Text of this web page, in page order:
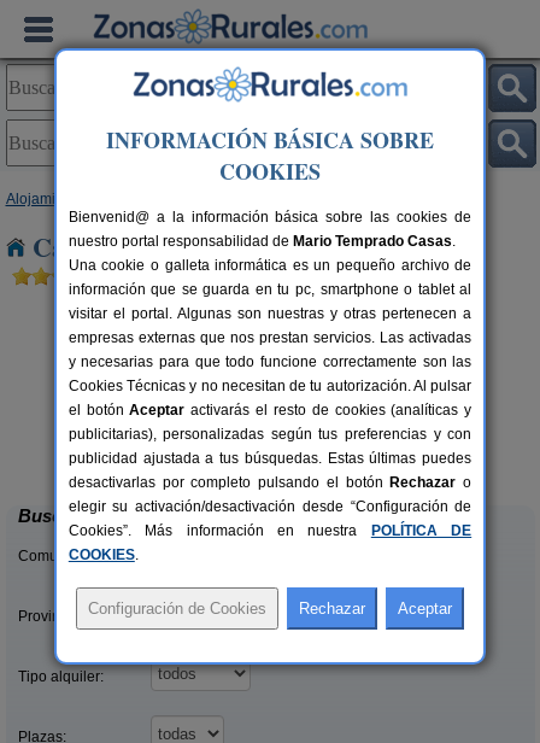
Alojamientos
Casas Rurales cerca de Villacontilde
8+1 pers.
desde27 €
Complejo Rural Aguas Frías
La Omañuela (León)
Buscar
Comunidades:
Provincias/Islas:
Tipo alquiler:
Plazas:
INFORMACIÓN BÁSICA SOBRE
COOKIES
Bienvenid@ a la información básica sobre las cookies de
nuestro portal responsabilidad de Mario Temprado Casas.
Una cookie o galleta informática es un pequeño archivo de
información que se guarda en tu pc, smartphone o tablet al
visitar el portal. Algunas son nuestras y otras pertenecen a
empresas externas que nos prestan servicios. Las activadas
y necesarias para que todo funcione correctamente son las
Cookies Técnicas y no necesitan de tu autorización. Al pulsar
el botónAceptar activarás el resto de cookies (analíticas y
publicitarias), personalizadas según tus preferencias y con
publicidad ajustada a tus búsquedas. Estas últimas puedes
desactivarlas por completo pulsando el botón Rechazar o
elegir su activación/desactivación desde “Configuración de
Cookies”. Más información en nuestra
POLÍTICA DE
COOKIES.